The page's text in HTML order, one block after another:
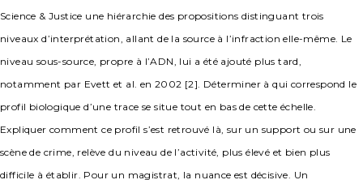
Science & Justice une hiérarchie des propositions distinguant trois
niveaux d’interprétation, allant de la source à l’infraction elle-même. Le
niveau sous-source, propre à l’ADN, lui a été ajouté plus tard,
notamment par Evett et al. en 2002 [2]. Déterminer à qui correspond le
profil biologique d’une trace se situe tout en bas de cette échelle.
Expliquer comment ce profil s’est retrouvé là, sur un support ou sur une
scène de crime, relève du niveau de l’activité, plus élevé et bien plus
difficile à établir. Pour un magistrat, la nuance est décisive. Un